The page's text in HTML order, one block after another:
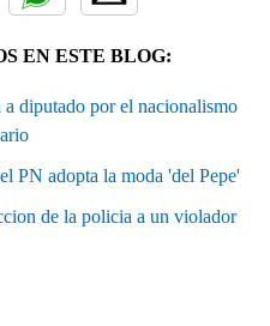
EN ESTE BLOG:
diputado por el nacionalismo
PN adopta la moda 'del Pepe'
de la policia a un violador